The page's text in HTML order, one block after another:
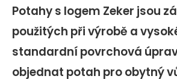
Potahy s logem Zeker jsou
použitých při výrobě a
standardní povrchová
objednat potah pro obytný